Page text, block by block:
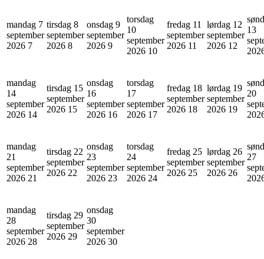
mandag 7
september
2026 7
tirsdag 8
september
2026 8
onsdag 9
september
2026 9
torsdag
10
september
2026 10
fredag 11
september
2026 11
lørdag 12
september
2026 12
13
mandag
14
september
2026 14
tirsdag 15
september
2026 15
onsdag
16
september
2026 16
torsdag
17
september
2026 17
fredag 18
september
2026 18
lørdag 19
september
2026 19
20
mandag
21
september
2026 21
tirsdag 22
september
2026 22
onsdag
23
september
2026 23
torsdag
24
september
2026 24
fredag 25
september
2026 25
lørdag 26
september
2026 26
27
mandag
28
september
2026 28
tirsdag 29
september
2026 29
onsdag
30
september
2026 30